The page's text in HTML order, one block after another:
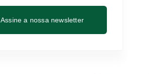
Assine a nossa newsletter